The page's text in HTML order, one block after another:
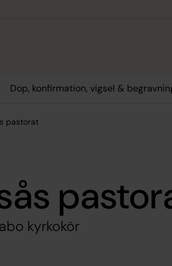
Dop, konfirmation, vigsel &
pastorat
kyrkokör